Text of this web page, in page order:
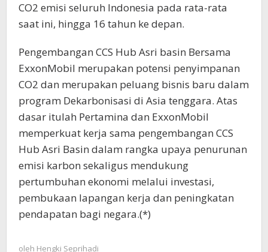
CO2 emisi seluruh Indonesia pada rata-rata
saat ini, hingga 16 tahun ke depan.
Pengembangan CCS Hub Asri basin Bersama
ExxonMobil merupakan potensi penyimpanan
CO2 dan merupakan peluang bisnis baru dalam
program Dekarbonisasi di Asia tenggara. Atas
dasar itulah Pertamina dan ExxonMobil
memperkuat kerja sama pengembangan CCS
Hub Asri Basin dalam rangka upaya penurunan
emisi karbon sekaligus mendukung
pertumbuhan ekonomi melalui investasi,
pembukaan lapangan kerja dan peningkatan
pendapatan bagi negara.(*)
oleh Hengki Seprihadi